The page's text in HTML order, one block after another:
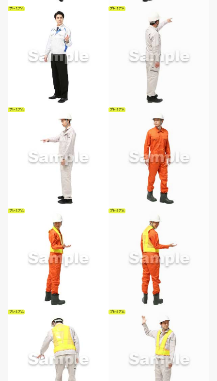
プレミアム プレミアム
プレミアム プレミアム
プレミアム プレミアム
プレミアム プレミアム